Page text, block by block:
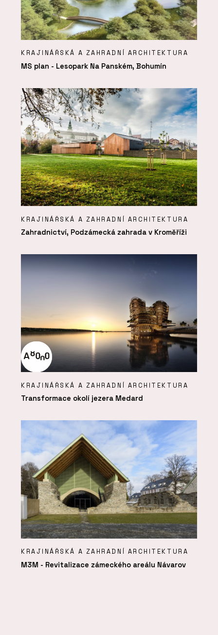
KRAJINÁŘSKÁ A ZAHRADNÍ ARCHITEKTURA
MS plan - Lesopark Na Panském, Bohumín
KRAJINÁŘSKÁ A ZAHRADNÍ ARCHITEKTURA
Zahradnictví, Podzámecká zahrada v Kroměříži
KRAJINÁŘSKÁ A ZAHRADNÍ ARCHITEKTURA
Transformace okolí jezera Medard
KRAJINÁŘSKÁ A ZAHRADNÍ ARCHITEKTURA
M3M - Revitalizace zámeckého areálu Návarov